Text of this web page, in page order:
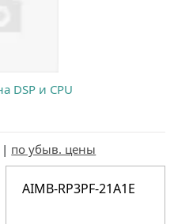
DSP и CPU
| по убыв. цены
AIMB-RP3PF-21A1E